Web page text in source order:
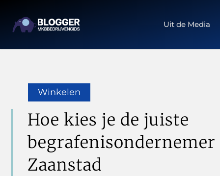
Uit de Media
Winkelen
Hoe kies je de juiste
begrafenisondernemer
Zaanstad